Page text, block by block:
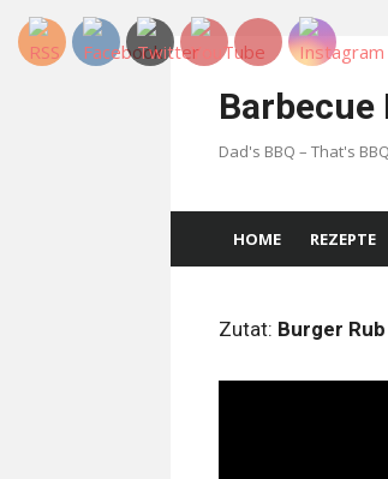
Skip
Barbecue
Dad's BBQ – That's BBQ
HOME REZEPTE
Zutat: Burger Rub